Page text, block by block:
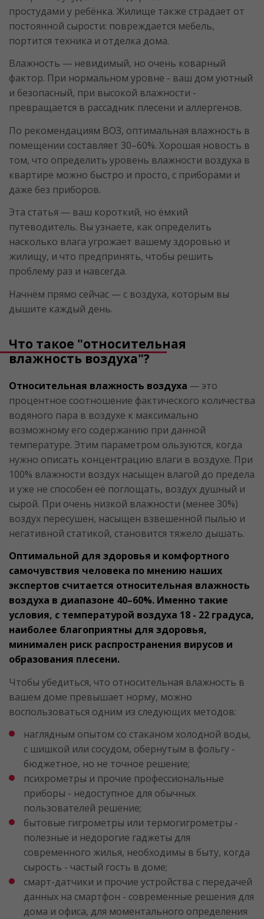
простудами у ребёнка. Жилище также страдает от
постоянной сырости: повреждается мебель,
портится техника и отделка дома.
Влажность — невидимый, но очень коварный
фактор. При нормальном уровне - ваш дом уютный
и безопасный, при высокой влажности -
превращается в рассадник плесени и аллергенов.
По рекомендациям ВОЗ, оптимальная влажность в
помещении составляет 30–60%. Хорошая новость в
том, что определить уровень влажности воздуха в
квартире можно быстро и просто, с приборами и
даже без приборов.
Эта статья — ваш короткий, но ёмкий
путеводитель. Вы узнаете, как определить
насколько влага угрожает вашему здоровью и
жилищу, и что предпринять, чтобы решить
проблему раз и навсегда.
Начнём прямо сейчас — с воздуха, которым вы
дышите каждый день.
Что такое "относительная
влажность воздуха"?
Относительная влажность воздуха — это
процентное соотношение фактического количества
водяного пара в воздухе к максимально
возможному его содержанию при данной
температуре. Этим параметром ользуются, когда
нужно описать концентрацию влаги в воздухе. При
100% влажности воздух насыщен влагой до предела
и уже не способен её поглощать, воздух душный и
сырой. При очень низкой влажности (менее 30%)
воздух пересушен, насыщен взвешенной пылью и
негативной статикой, становится тяжело дышать.
Оптимальной для здоровья и комфортного
самочувствия человека по мнению наших
экспертов считается относительная влажность
воздуха в диапазоне 40–60%. Именно такие
условия, с температурой воздуха 18 - 22 градуса,
наиболее благоприятны для здоровья,
минимален риск распространения вирусов и
образования плесени.
Чтобы убедиться, что относительная влажность в
вашем доме превышает норму, можно
воспользоваться одним из следующих методов:
наглядным опытом со стаканом холодной воды,
с шишкой или сосудом, обернутым в фольгу -
бюджетное, но не точное решение;
психрометры и прочие профессиональные
приборы - недоступное для обычных
пользователей решение;
бытовые гигрометры или термогигрометры -
полезные и недорогие гаджеты для
современного жилья, необходимы в быту, когда
сырость - частый гость в доме;
смарт-датчики и прочие устройства с передачей
данных на смартфон - современные решения для
дома и офиса, для моментального определения